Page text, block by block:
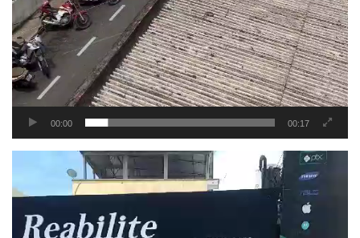
00:00 00:17
vídeo